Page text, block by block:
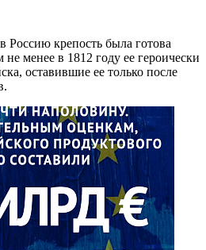
Россию крепость была готова
менее в 1812 году ее героически
оставившие ее только после